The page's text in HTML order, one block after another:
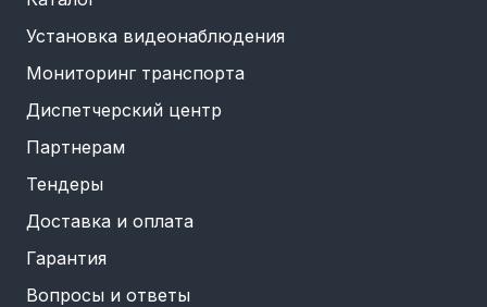
Установка видеонаблюдения
Мониторинг транспорта
Диспетчерский центр
Партнерам
Тендеры
Доставка и оплата
Гарантия
Вопросы и ответы